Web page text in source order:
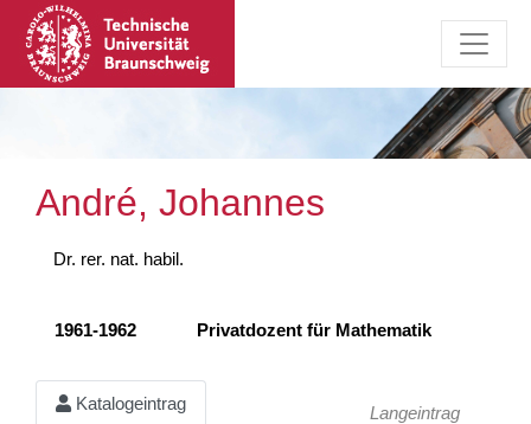
André, Johannes
Dr. rer. nat. habil.
1961-1962 Privatdozent für Mathematik
Katalogeintrag Langeintrag